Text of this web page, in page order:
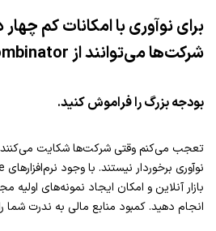
برای نوآوری با امکانات کم
شرکت‌ها می‌توانند از Y Combinator کسب کنند:
بودجه بزرگ را فراموش کنید.
تعجب می‌کنم وقتی شرکت‌ها شکایت می‌کنند
بازار آنلاین و امکان ایجاد نمونه‌های اولیه
انجام دهید. کمبود منابع مالی به ندرت